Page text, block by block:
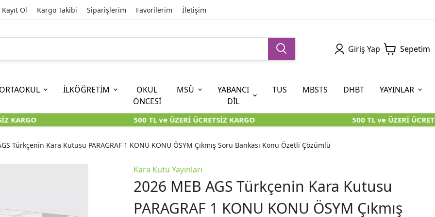
Kayıt Ol Kargo Takibi Siparişlerim Favorilerim İletişim
Giriş Yap Sepetim
11. SINIF
KARA KUTU KİTAPLARI
TYT
KARA KUTU KİTAPLARI
AYT
KARA KUTU KİTAPLARI
EĞİTİM BİLİMLERİ
KARA KUTU KİTAPLARI
LİSANS
KARA KUTU KİTAPLARI
ÖABT
ÖZGÜN ÜRÜNLER
ORTAOKUL
6. SINIF (İOKBS)
KARA KUTU KİTAPLARI
5. SINIF (İOKBS)
KARA KUTU KİTAPLARI
İLKÖĞRETİM
OKUL
ÖNCESİ
MSÜ
YABANCI
DİL
TUS MBSTS DHBT YAYINLAR
KARGO 500 TL ve ÜZERİ ÜCRETSİZ KARGO 500 TL ve ÜZERİ
Türkçenin Kara Kutusu PARAGRAF 1 KONU KONU ÖSYM Çıkmış Soru Bankası Konu Özetli Çözümlü
Kara Kutu Yayınları
2026 MEB AGS Türkçenin Kara Kutusu
PARAGRAF 1 KONU KONU ÖSYM Çıkmış